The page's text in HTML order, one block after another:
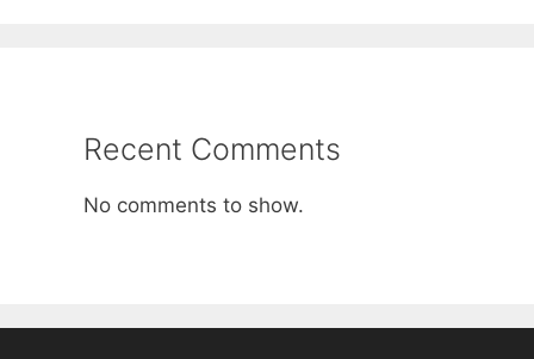
Recent Comments
No comments to show.